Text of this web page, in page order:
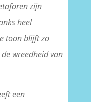
zijn
heel
toon blijft zo
wreedheid van
een